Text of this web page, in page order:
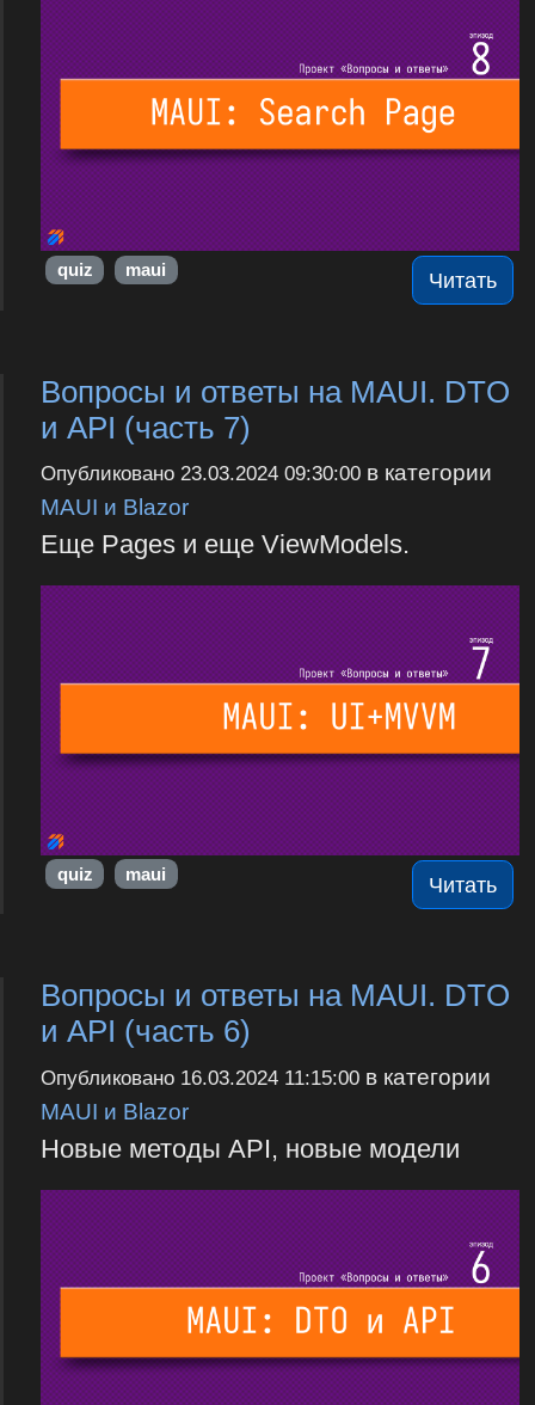
Читать
quiz maui
Вопросы и ответы на MAUI. DTO
и API (часть 7)
Опубликовано 23.03.2024 09:30:00в категории
MAUI и Blazor
Еще Pages и еще ViewModels.
Читать
quiz maui
Вопросы и ответы на MAUI. DTO
и API (часть 6)
Опубликовано 16.03.2024 11:15:00в категории
MAUI и Blazor
Новые методы API, новые модели